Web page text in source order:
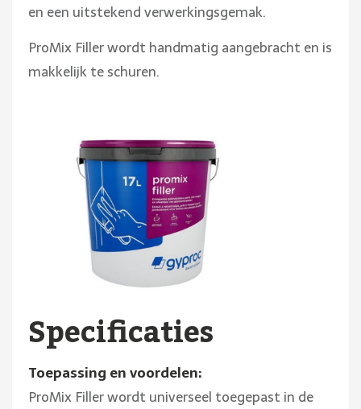
en een uitstekend verwerkingsgemak.
ProMix Filler wordt handmatig aangebracht en is
makkelijk te schuren.
Specificaties
Toepassing en voordelen:
ProMix Filler wordt universeel toegepast in de